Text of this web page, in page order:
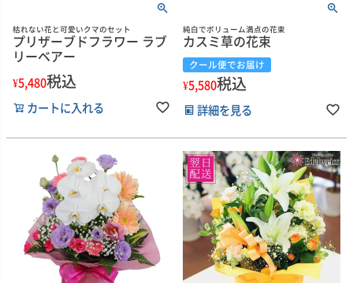
枯れない花と可愛いクマのセット
プリザーブドフラワー ラブ
リーベアー
¥5,480税込
カートに入れる
純白でボリューム満点の花束
カスミ草の花束
クール便でお届け
¥5,580税込
詳細を見る